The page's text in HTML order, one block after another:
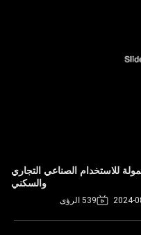
للاستخدام الصناعي التجاري
والسكني
2024- 539 الرؤى